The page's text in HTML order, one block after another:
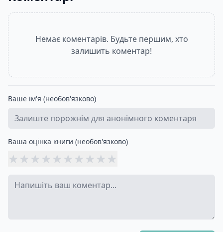
Немає коментарів. Будьте першим, хто
залишить коментар!
Ваше ім'я (необов'язково)
Ваша оцінка книги (необов'язково)
★ ★ ★ ★ ★ ★ ★ ★ ★ ★